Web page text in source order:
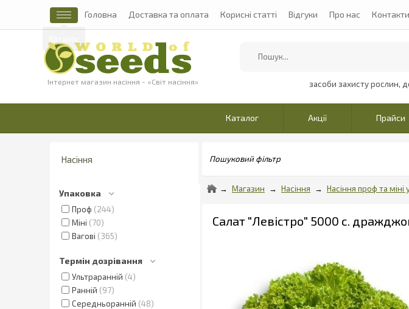
Головна Доставка та оплата Корисні статті Відгуки Про нас Контакти
Інтернет магазин насіння - «Світ насіння» засоби захисту рослин,
Каталог Акції Прайси
Насіння
Упаковка
Проф
244
Міні
70
Вагові
365
Термін дозрівання
Ультраранній 4
Ранній
97
Середньоранній 48
Пошуковий фільтр
Магазин Насіння Насіння проф та міні
Салат "Левістро" 5000 с.